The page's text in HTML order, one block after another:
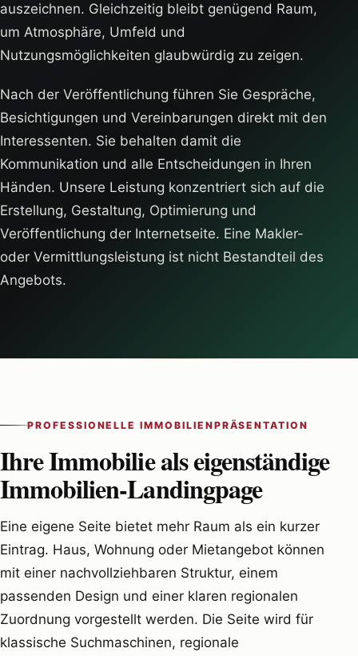
auszeichnen. Gleichzeitig bleibt genügend Raum,
um Atmosphäre, Umfeld und
Nutzungsmöglichkeiten glaubwürdig zu zeigen.
Nach der Veröffentlichung führen Sie Gespräche,
Besichtigungen und Vereinbarungen direkt mit den
Interessenten. Sie behalten damit die
Kommunikation und alle Entscheidungen in Ihren
Händen. Unsere Leistung konzentriert sich auf die
Erstellung, Gestaltung, Optimierung und
Veröffentlichung der Internetseite. Eine Makler-
oder Vermittlungsleistung ist nicht Bestandteil des
Angebots.
PROFESSIONELLE IMMOBILIENPRÄSENTATION
Ihre Immobilie als eigenständige
Immobilien-Landingpage
Eine eigene Seite bietet mehr Raum als ein kurzer
Eintrag. Haus, Wohnung oder Mietangebot können
mit einer nachvollziehbaren Struktur, einem
passenden Design und einer klaren regionalen
Zuordnung vorgestellt werden. Die Seite wird für
klassische Suchmaschinen, regionale